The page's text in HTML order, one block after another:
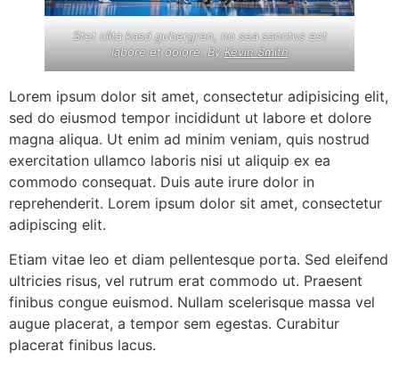
Stet clita kasd gubergren, no sea sanctus est
labore et dolore. ByKevin Smith
Lorem ipsum dolor sit amet, consectetur adipisicing elit,
sed do eiusmod tempor incididunt ut labore et dolore
magna aliqua. Ut enim ad minim veniam, quis nostrud
exercitation ullamco laboris nisi ut aliquip ex ea
commodo consequat. Duis aute irure dolor in
reprehenderit. Lorem ipsum dolor sit amet, consectetur
adipiscing elit.
Etiam vitae leo et diam pellentesque porta. Sed eleifend
ultricies risus, vel rutrum erat commodo ut. Praesent
finibus congue euismod. Nullam scelerisque massa vel
augue placerat, a tempor sem egestas. Curabitur
placerat finibus lacus.